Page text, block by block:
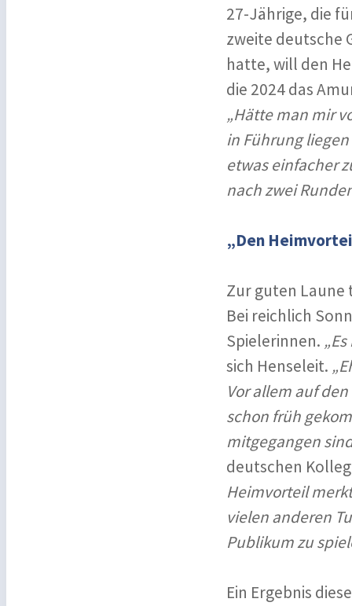
27-Jährige, die
zweite deutsche
hatte, will den
die 2024 das
„Hätte man mir
in Führung
etwas einfacher
nach zwei
„Den
Zur guten Laune
Bei reichlich
Spielerinnen.
sich Henseleit.
Vor allem auf
schon früh
mitgegangen
deutschen
Heimvorteil
vielen anderen
Publikum zu
Ein Ergebnis